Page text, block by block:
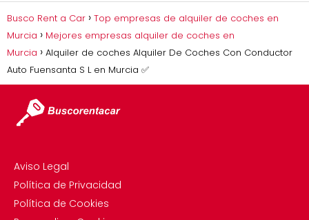
Busco Rent a Car
Top empresas de alquiler de coches en
Murcia
Mejores empresas alquiler de coches en
Murcia
Alquiler de coches Alquiler De Coches Con Conductor
Auto Fuensanta S L en Murcia ✅
Aviso Legal
Política de Privacidad
Política de Cookies